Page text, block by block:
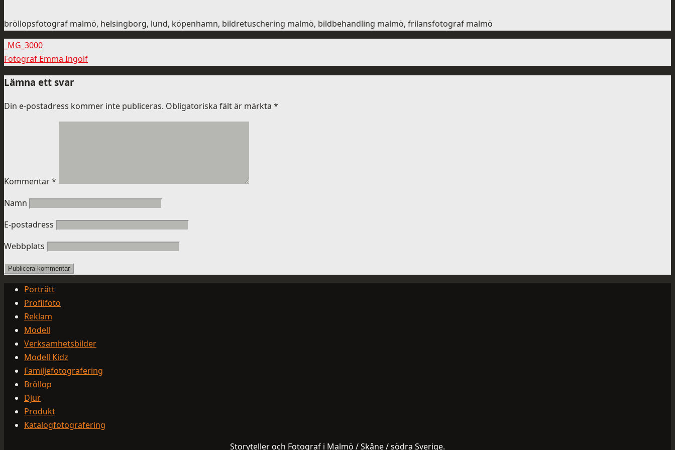
bröllopsfotograf malmö, helsingborg, lund, köpenhamn, bildretuschering malmö, bildbehandling malmö, frilansfotograf malmö
_MG_3000
Fotograf Emma Ingolf
Lämna ett svar
Din e-postadress kommer inte publiceras. Obligatoriska fält är märkta *
Kommentar*
Namn
E-postadress
Webbplats
Porträtt
Profilfoto
Reklam
Modell
Verksamhetsbilder
Modell Kidz
Familjefotografering
Bröllop
Djur
Produkt
Katalogfotografering
Storyteller och Fotograf i Malmö / Skåne / södra Sverige.